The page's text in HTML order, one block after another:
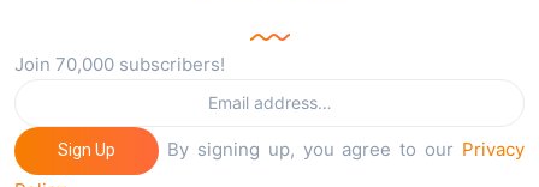
Join 70,000 subscribers!
Sign Up By signing up, you agree to our Privacy